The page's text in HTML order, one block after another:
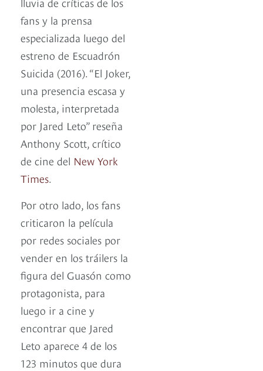
fans y la prensa
especializada luego del
estreno de Escuadrón
Suicida (2016). “El Joker,
una presencia escasa y
molesta, interpretada
por Jared Leto” reseña
Anthony Scott, crítico
de cine del New York
Times.
Por otro lado, los fans
criticaron la película
por redes sociales por
vender en los tráilers la
figura del Guasón como
protagonista, para
luego ir a cine y
encontrar que Jared
Leto aparece 4 de los
123 minutos que dura